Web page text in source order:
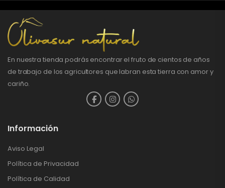
En nuestra tienda podrás encontrar el fruto de cientos de años
de trabajo de los agricultores que labran esta tierra con amor y
cariño.
Información
Aviso Legal
Política de Privacidad
Política de Calidad